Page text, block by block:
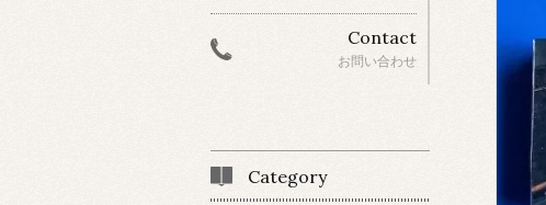
Contact
お問い合わせ
Category